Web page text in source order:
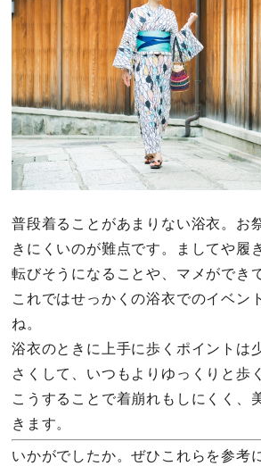
普段着ることがあまりない浴衣。お
きにくいのが難点です。ましてや履
転びそうになることや、マメができ
これではせっかくの浴衣でのイベン
ね。
浴衣のときに上手に歩くポイントは
さくして、いつもよりゆっくりと歩
こうすることで着崩れもしにくく、
きます。
いかがでしたか。ぜひこれらを参考